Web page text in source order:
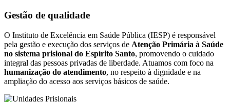
Gestão de qualidade
O Instituto de Excelência em Saúde Pública (IESP) é responsável
pela gestão e execução dos serviços de Atenção Primária à Saúde
no sistema prisional do Espírito Santo, promovendo o cuidado
integral das pessoas privadas de liberdade. Atuamos com foco na
humanização do atendimento, no respeito à dignidade e na
ampliação do acesso aos serviços básicos de saúde.